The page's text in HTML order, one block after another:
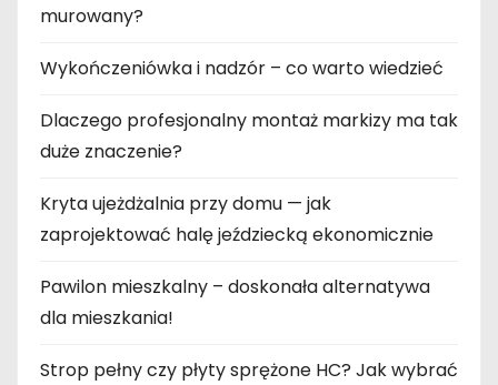
murowany?
Wykończeniówka i nadzór – co warto wiedzieć
Dlaczego profesjonalny montaż markizy ma tak
duże znaczenie?
Kryta ujeżdżalnia przy domu — jak
zaprojektować halę jeździecką ekonomicznie
Pawilon mieszkalny – doskonała alternatywa
dla mieszkania!
Strop pełny czy płyty sprężone HC? Jak wybrać